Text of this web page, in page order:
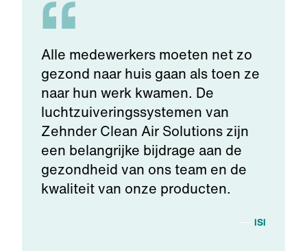
Alle medewerkers moeten net zo
gezond naar huis gaan als toen ze
naar hun werk kwamen. De
luchtzuiveringssystemen van
Zehnder Clean Air Solutions zijn
een belangrijke bijdrage aan de
gezondheid van ons team en de
kwaliteit van onze producten.
iSi